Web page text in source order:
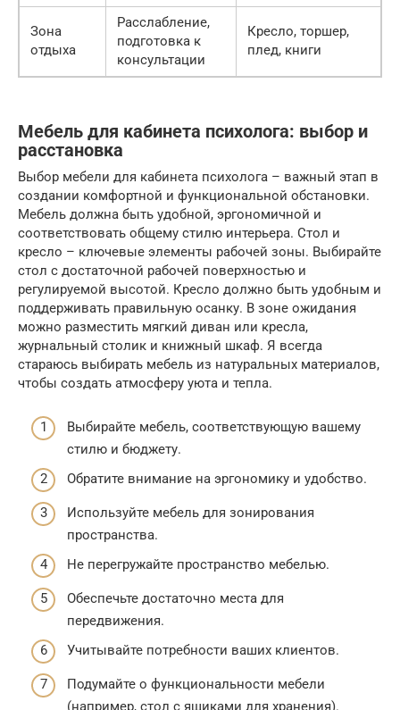
Зона
отдыха
Расслабление,
подготовка к
консультации
Кресло, торшер,
плед, книги
Мебель для кабинета психолога: выбор и
расстановка
Выбор мебели для кабинета психолога – важный этап в
создании комфортной и функциональной обстановки.
Мебель должна быть удобной, эргономичной и
соответствовать общему стилю интерьера. Стол и
кресло – ключевые элементы рабочей зоны. Выбирайте
стол с достаточной рабочей поверхностью и
регулируемой высотой. Кресло должно быть удобным и
поддерживать правильную осанку. В зоне ожидания
можно разместить мягкий диван или кресла,
журнальный столик и книжный шкаф. Я всегда
стараюсь выбирать мебель из натуральных материалов,
чтобы создать атмосферу уюта и тепла.
Выбирайте мебель, соответствующую вашему
стилю и бюджету.
Обратите внимание на эргономику и удобство.
Используйте мебель для зонирования
пространства.
Не перегружайте пространство мебелью.
Обеспечьте достаточно места для
передвижения.
Учитывайте потребности ваших клиентов.
Подумайте о функциональности мебели
(например, стол с ящиками для хранения).